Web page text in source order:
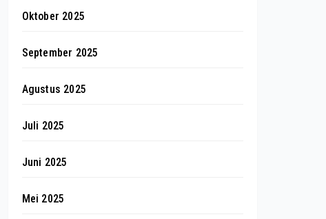
Oktober 2025
September 2025
Agustus 2025
Juli 2025
Juni 2025
Mei 2025